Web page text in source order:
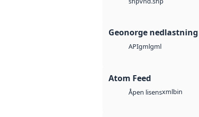
Geonorge nedlastning
APIgmlgml
Atom Feed
Åpen lisensxmlbin